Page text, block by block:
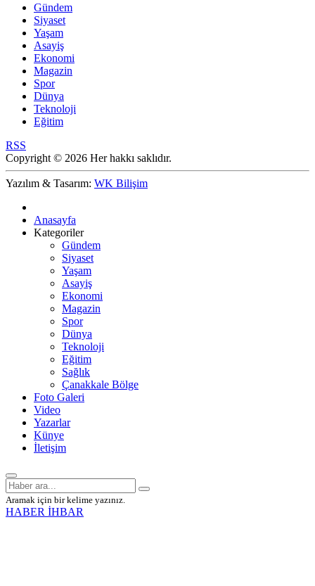
Gündem
Siyaset
Yaşam
Asayiş
Ekonomi
Magazin
Spor
Dünya
Teknoloji
Eğitim
RSS
Copyright © 2026 Her hakkı saklıdır.
Yazılım & Tasarım: WK Bilişim
Anasayfa
Kategoriler
Gündem
Siyaset
Yaşam
Asayiş
Ekonomi
Magazin
Spor
Dünya
Teknoloji
Eğitim
Sağlık
Çanakkale Bölge
Foto Galeri
Video
Yazarlar
Künye
İletişim
Aramak için bir kelime yazınız.
HABER İHBAR